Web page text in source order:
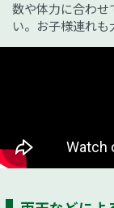
数や体力に合わせ
い。お子様連れも